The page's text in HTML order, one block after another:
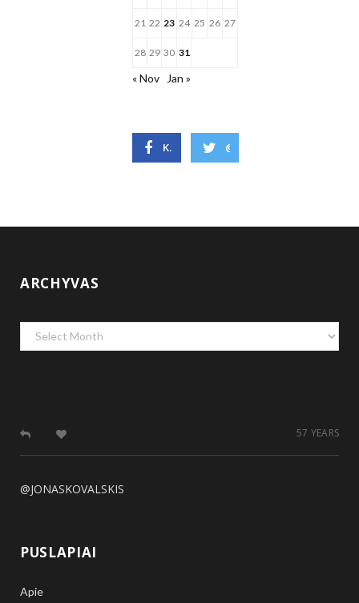
21 22 23 24 25 26 27
28 29 30 31
« Nov Jan »
KovalskisJonas
ARCHYVAS
Archyvas
57 YEARS
@JONASKOVALSKIS
PUSLAPIAI
Apie